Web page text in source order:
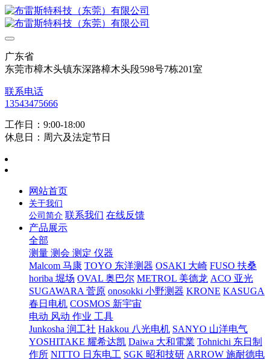
广东省
东莞市樟木头镇东深路樟木头段598号7栋201室
联系电话
13543475666
工作日：9:00-18:00
休息日：周六及法定节日
网站首页
关于我们
公司简介 联系我们 在线反馈
产品展示
全部
测量 测会 测定 仪器
Malcom 马康 TOYO 东洋测器 OSAKI 大崎 FUSO 扶桑
horiba 堀场 OVAL 奥巴尔 METROL 美德龙 ACO 亚光
SUGAWARA 菅原 onosokki 小野测器 KRONE KASUGA
春日电机 COSMOS 新宇宙
电动 风动 作业 工具
Junkosha 润工社 Hakkou 八光电机 SANYO 山洋电气
YOSHITAKE 耀希达凯 Daiwa 大和電業 Tohnichi 东日制
作所 NITTO 日东电工 SGK 昭和技研 ARROW 施耐德电